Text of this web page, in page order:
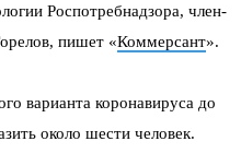
Роспотребнадзора, член-
пишет «Коммерсант».
варианта коронавируса до
около шести человек.